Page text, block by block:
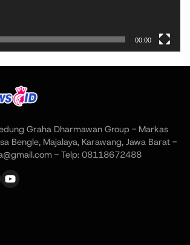
00:00
Graha Dharmawan Group - Markas
Bengle, Majalaya, Karawang, Jawa Barat -
- Telp: 08118672488